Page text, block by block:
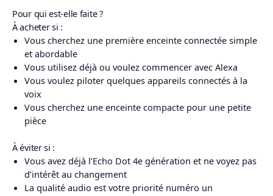
Pour qui est-elle faite ?
À acheter si :
Vous cherchez une première enceinte connectée simple
et abordable
Vous utilisez déjà ou voulez commencer avec Alexa
Vous voulez piloter quelques appareils connectés à la
voix
Vous cherchez une enceinte compacte pour une petite
pièce
À éviter si :
Vous avez déjà l’Echo Dot 4e génération et ne voyez pas
d’intérêt au changement
La qualité audio est votre priorité numéro un